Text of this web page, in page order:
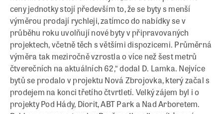
ceny jednotky stojí především to, že se byty s menší
výměrou prodají rychleji, zatímco do nabídky se v
průběhu roku uvolňují nové byty v připravovaných
projektech, včetně těch s většími dispozicemi. Průměrná
výměra tak meziročně vzrostla o více než šest metrů
čtverečních na aktuálních 62,“ dodal D. Lamka. Nejvíce
bytů se prodalo v projektu Nová Zbrojovka, který začal s
prodejem na konci třetího čtvrtletí. Velký zájem byl i o
projekty Pod Hády, Diorit, ABT Park a Nad Arboretem.